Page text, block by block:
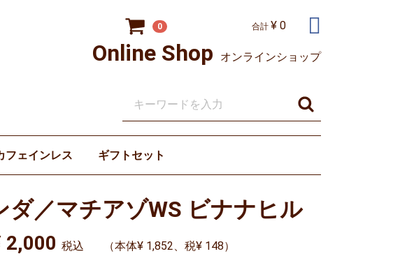
Online Shop オンラインショップ
0 合計 ¥ 0
フェインレス ギフトセット
ダ／マチアゾWS ビナナヒル
2,000 税込 （本体¥ 1,852、税¥ 148）